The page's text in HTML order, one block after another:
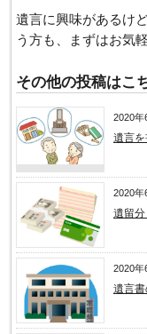
遺言に興味があるけ
う方も、まずはお気
その他の投稿はこ
2020年
遺言
2020年
遺留分
2020年
遺言